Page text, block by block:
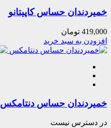
خمیردندان حساس کاپیتانو
419,000 تومان
افزودن به سبد خرید
خمیردندان حساس دنتامکس
در دسترس نیست